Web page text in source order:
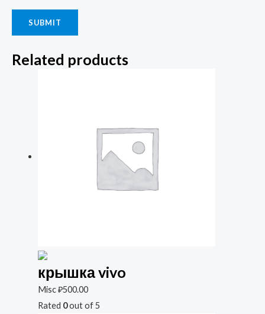
Related products
крышка vivo
Misc₽500.00
Rated 0out of 5